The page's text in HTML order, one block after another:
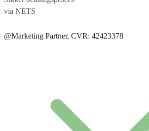
via NETS
@Marketing Partner, CVR: 42423378